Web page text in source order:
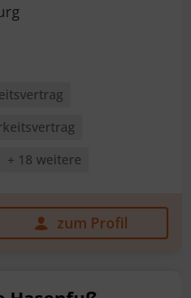
+ 18 weitere
zum Profil